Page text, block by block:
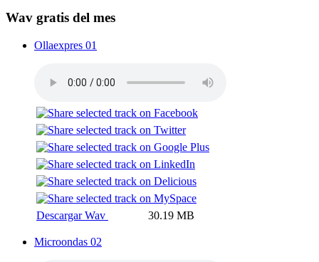
Wav gratis del mes
Ollaexpres 01
Descargar Wav 30.19 MB
Microondas 02